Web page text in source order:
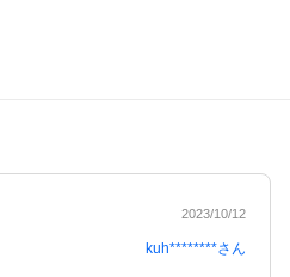
2023/10/12
kuh********さん